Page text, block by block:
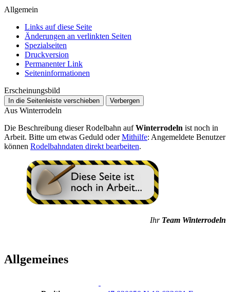
Allgemein
Links auf diese Seite
Änderungen an verlinkten Seiten
Spezialseiten
Druckversion
Permanenter Link
Seiten­­informationen
Erscheinungsbild
In die Seitenleiste verschieben Verbergen
Aus Winterrodeln
Die Beschreibung dieser Rodelbahn aufWinterrodeln ist noch in
Arbeit. Bitte um etwas Geduld oderMithilfe: Angemeldete Benutzer
können Rodelbahndaten direkt bearbeiten.
Ihr Team Winterrodeln
Allgemeines